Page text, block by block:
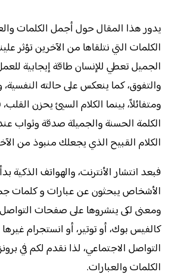
يدور هذا المقال حول أجمل الكلمات
الكلمات التي نتلقاها من الآخرين تؤثر
الجميل تعطي للإنسان طاقة إيجابية
والتفوق، كما ينعكس على حالته
ومتفائلاً، بينما الكلام السيئ يحزن
الكلمة الحسنة والجميلة صدقة وثواب
الكلام القبيح الذي يجعلك منبوذ من
فبعد انتشار الأنترنت، والهواتف الذكية
الأشخاص يبحثون عن عبارات و كلمات
ومعنى لكى ينشروها على صفحات
كالفيس بوك، أو توتير، أو انستجرام
التواصل الاجتماعي، لذا نقدم لكم في
الكلمات والعبارات.